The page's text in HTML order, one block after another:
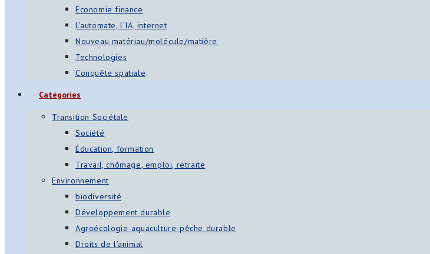
Economie finance
L’automate, l’IA, internet
Nouveau matériau/molécule/matière
Technologies
Conquête spatiale
Catégories
Transition Sociétale
Société
Éducation, formation
Travail, chômage, emploi, retraite
Environnement
biodiversité
Développement durable
Agroécologie-aquaculture-pêche durable
Droits de l’animal